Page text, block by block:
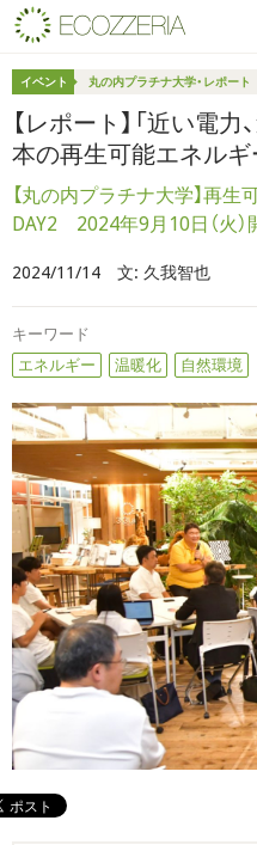
イベント 丸の内プラチナ大学・レポート
【レポート】「近い電
本の再生可能エネル
【丸の内プラチナ大学】再
DAY2 2024年9月10日（火）
2024/11/14 文: 久我智也
キーワード
エネルギー
温暖化 自然環境